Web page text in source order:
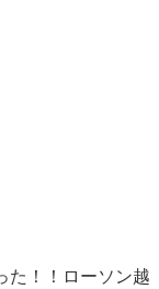
た！！ローソン越